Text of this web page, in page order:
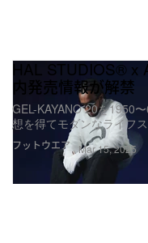
フットウエア
HAL STUDIOS® x
内発売情報が解禁
GEL-KAYANO 20を1950
想を得てモダンなライフ
Mar 15, 2025